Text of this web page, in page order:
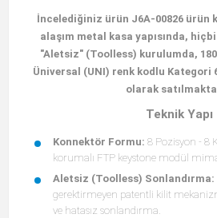
İncelediğiniz ürün J6A-00826 ürün
alaşım metal kasa yapısında,
"Aletsiz" (Toolless) kurulumda,
Üniversal (UNI) renk kodlu Kategori
olarak
Teknik Yapı
Konnektör Formu: 8 Pozisyon - 8
korumalı FTP keystone modül
Aletsiz (Toolless) Sonlandırma:
gerektirmeyen patentli kilit
ve hatasız sonlandırma.